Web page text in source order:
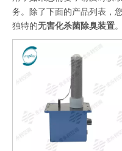
务。除了下面的产品列表，
独特的无害化杀菌除臭装置。